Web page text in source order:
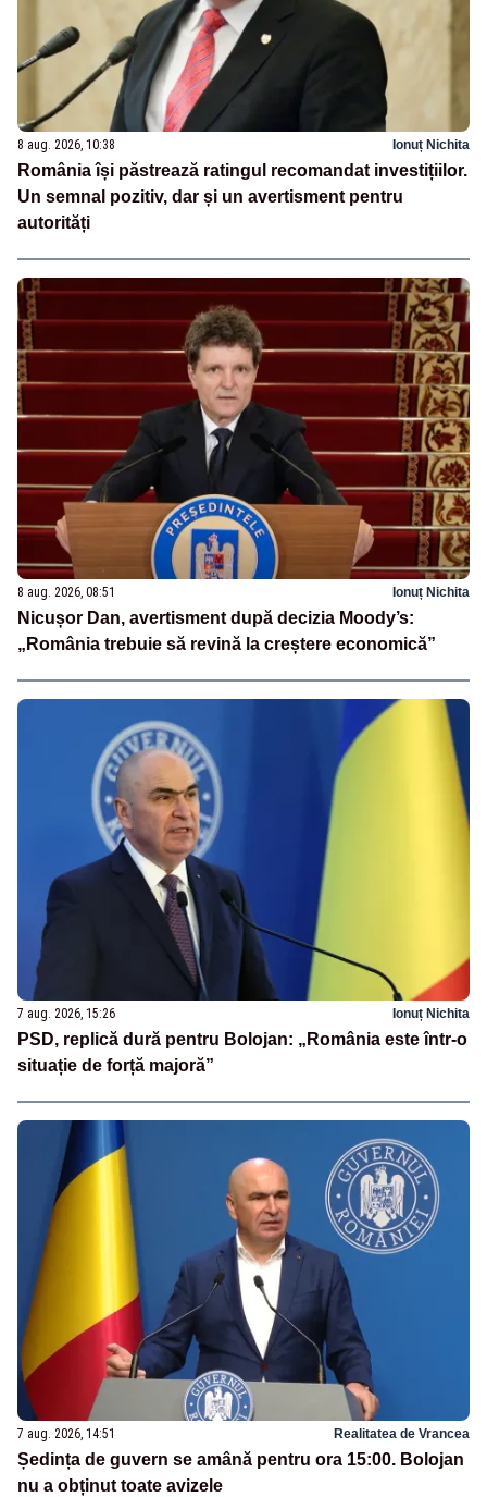
8 aug. 2026, 10:38 Ionuț Nichita
România își păstrează ratingul recomandat investițiilor.
Un semnal pozitiv, dar și un avertisment pentru
autorități
8 aug. 2026, 08:51 Ionuț Nichita
Nicușor Dan, avertisment după decizia Moody’s:
„România trebuie să revină la creștere economică”
7 aug. 2026, 15:26 Ionuț Nichita
PSD, replică dură pentru Bolojan: „România este într-o
situație de forță majoră”
7 aug. 2026, 14:51 Realitatea de Vrancea
Ședința de guvern se amână pentru ora 15:00. Bolojan
nu a obținut toate avizele